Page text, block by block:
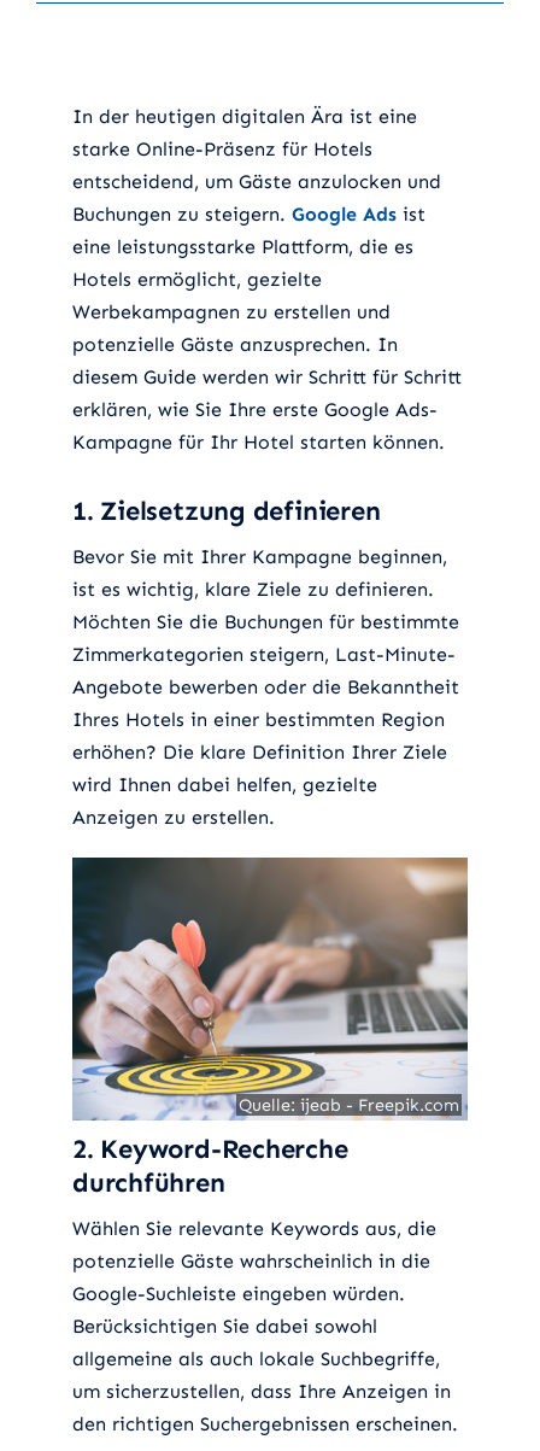
In der heutigen digitalen Ära ist eine
starke Online-Präsenz für Hotels
entscheidend, um Gäste anzulocken und
Buchungen zu steigern. Google Adsist
eine leistungsstarke Plattform, die es
Hotels ermöglicht, gezielte
Werbekampagnen zu erstellen und
potenzielle Gäste anzusprechen. In
diesem Guide werden wir Schritt für Schritt
erklären, wie Sie Ihre erste Google Ads-
Kampagne für Ihr Hotel starten können.
1. Zielsetzung definieren
Bevor Sie mit Ihrer Kampagne beginnen,
ist es wichtig, klare Ziele zu definieren.
Möchten Sie die Buchungen für bestimmte
Zimmerkategorien steigern, Last-Minute-
Angebote bewerben oder die Bekanntheit
Ihres Hotels in einer bestimmten Region
erhöhen? Die klare Definition Ihrer Ziele
wird Ihnen dabei helfen, gezielte
Anzeigen zu erstellen.
Quelle: ijeab - Freepik.com
2. Keyword-Recherche
durchführen
Wählen Sie relevante Keywords aus, die
potenzielle Gäste wahrscheinlich in die
Google-Suchleiste eingeben würden.
Berücksichtigen Sie dabei sowohl
allgemeine als auch lokale Suchbegriffe,
um sicherzustellen, dass Ihre Anzeigen in
den richtigen Suchergebnissen erscheinen.